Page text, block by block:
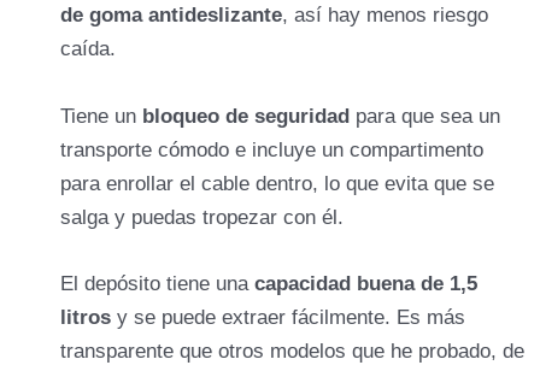
de goma antideslizante, así hay menos riesgo
caída.
Tiene un bloqueo de seguridad para que sea un
transporte cómodo e incluye un compartimento
para enrollar el cable dentro, lo que evita que se
salga y puedas tropezar con él.
El depósito tiene una capacidad buena de 1,5
litros y se puede extraer fácilmente. Es más
transparente que otros modelos que he probado, de